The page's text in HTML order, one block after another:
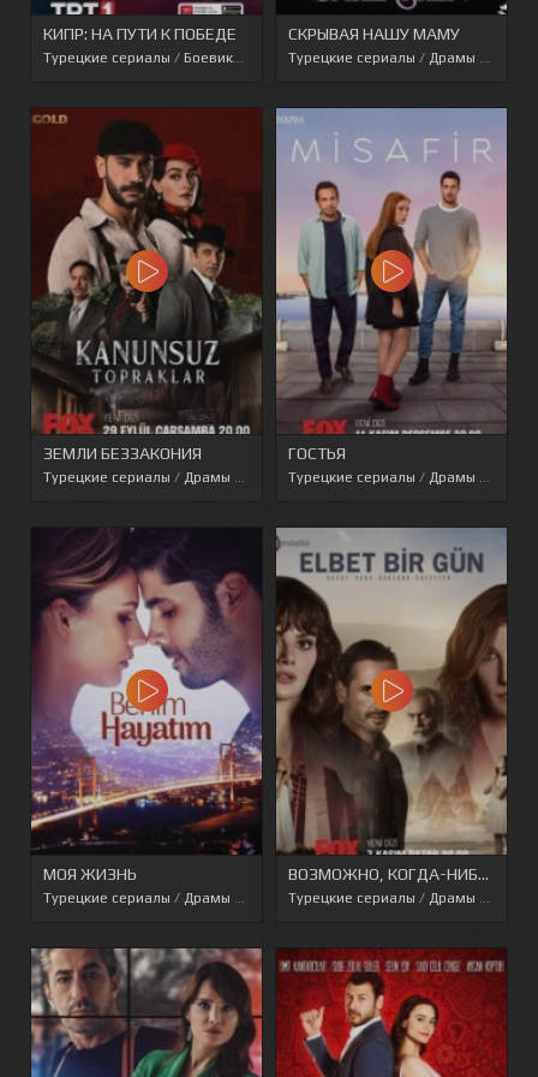
КИПР: НА ПУТИ К ПОБЕДЕ
Турецкие сериалы / Боевики Исторические /Перевод SesDizi
СКРЫВАЯ НАШУ МАМУ
Турецкие сериалы / Драмы
ЗЕМЛИ БЕЗЗАКОНИЯ
Турецкие сериалы / Драмы Перевод SesDizi /Перевод AveTurk/
ГОСТЬЯ
Турецкие сериалы / Драмы
МОЯ ЖИЗНЬ
Турецкие сериалы / Драмы Перевод SesDizi /Турецкие сериалы 2021
ВОЗМОЖНО, КОГДА-НИБУДЬ
Турецкие сериалы / Драмы